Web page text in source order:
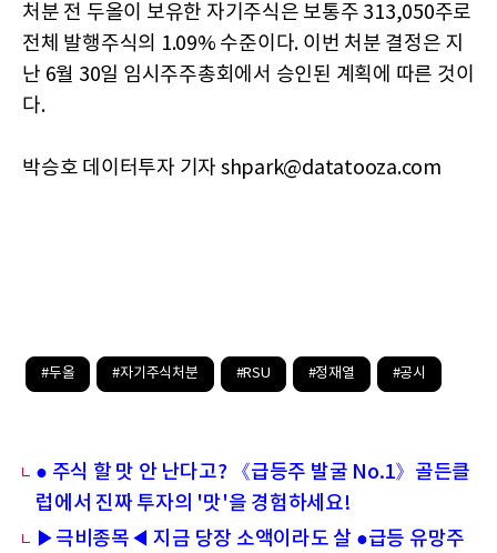
처분 전 두올이 보유한 자기주식은 보통주 313,050주로
전체 발행주식의 1.09% 수준이다. 이번 처분 결정은 지
난 6월 30일 임시주주총회에서 승인된 계획에 따른 것이
다.
박승호 데이터투자 기자 shpark@datatooza.com
#두올 #자기주식처분 #RSU #정재열 #공시
● 주식 할 맛 안 난다고? 《급등주 발굴 No.1》골든클
럽에서 진짜 투자의 '맛'을 경험하세요!
▶극비종목◀ 지금 당장 소액이라도 살 ●급등 유망주